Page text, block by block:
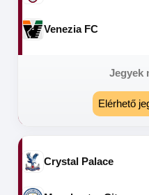
Venezia FC
Jegyek
Elérhető
Crystal Palace